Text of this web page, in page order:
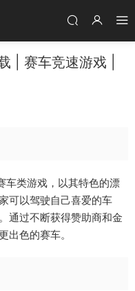
| 赛车竞速游戏 |
车类游戏，以其特色的漂
可以驾驶自己喜爱的车
通过不断获得赞助商和金
出色的赛车。